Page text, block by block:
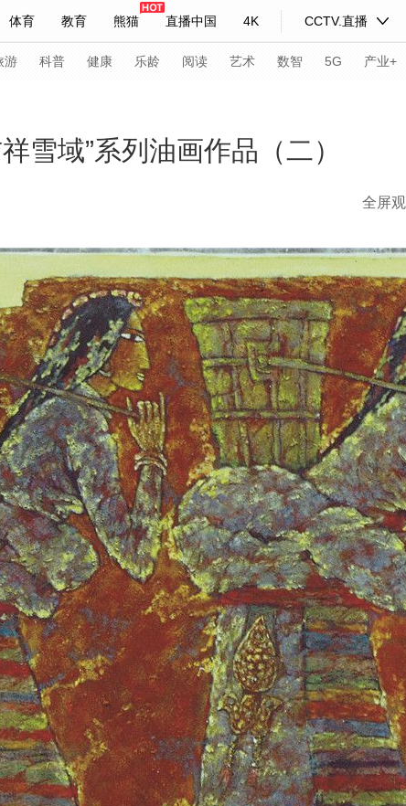
体育 教育 熊猫 直播中国 4K CCTV.直播
妙语 热解读 天天学习
主持人 下载央视影音
游 科普 健康 乐龄 阅读 艺术 数智 5G 产业+
道 VR/AR 4K专区 全景新闻
入列 人生第一次 人生第二次
奥会 CBA NBA 中超 国足 国际足球 网球
体育江湖 文化体育 冰雪道路 足球道路
央博 非遗 文化 旅游 科普 健康 乐龄 阅
云起 超级工厂 智敬中国 全民健康 颜选攻略 海洋
热播榜 总台企业白名单
雪域”系列油画作品（二）
全屏